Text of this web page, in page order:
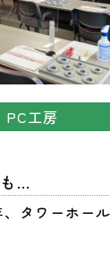
PC工房
...
タワーホー